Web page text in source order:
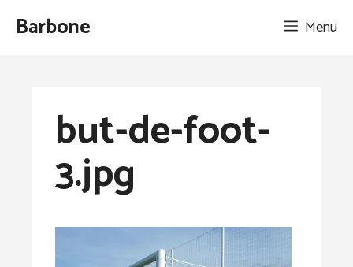
AllerBarbone Menu
but-de-foot-
3.jpg